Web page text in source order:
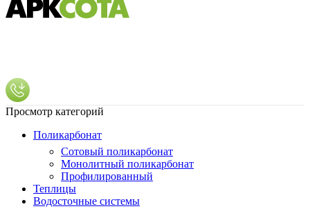
Просмотр категорий
Поликарбонат
Сотовый поликарбонат
Монолитный поликарбонат
Профилированный
Теплицы
Водосточные системы